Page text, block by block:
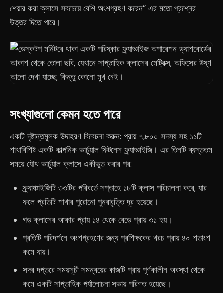
শেয়ার করা ক্লাসে সবচেয়ে বেশি অংশগ্রহণ করেন” এর মতো প্রশ্নের
উত্তর দিতে পারে।
সংখ্যাগুলো কেমন হতে পারে
একটি দৃষ্টান্তমূলক উদাহরণ বিবেচনা করুন: প্রায় ৭,৮০০ সদস্য সহ ১১টি
শাখাবিশিষ্ট একটি কাল্পনিক ভার্চুয়াল ফিটনেস ফ্র্যাঞ্চাইজি। এর তিনটি ব্যস্ততম
সময়ে যৌথ ভার্চুয়াল ক্লাসে একীভূত করার পর:
ফ্র্যাঞ্চাইজিটি ৩৩টির পরিবর্তে সপ্তাহে ১৮টি ক্লাস পরিচালনা করে, যার
ফলে প্রতিটি শাখার পুরোনো পুনরাবৃত্তি দূর হয়েছে।
গড় ক্লাসের আকার প্রায় ১৪ থেকে বেড়ে প্রায় ৩১ হয়।
প্রতিটি পরিদর্শনে অংশগ্রহণের জন্য প্রশিক্ষকের খরচ প্রায় ৪০ শতাংশ
কমে যায়।
সদর দপ্তরে সময়সূচী সমন্বয়ের কাজটি প্রায় পূর্ণকালীন অবস্থা থেকে
কমে একটি সাপ্তাহিক পর্যালোচনা সভায় পরিণত হয়েছে।